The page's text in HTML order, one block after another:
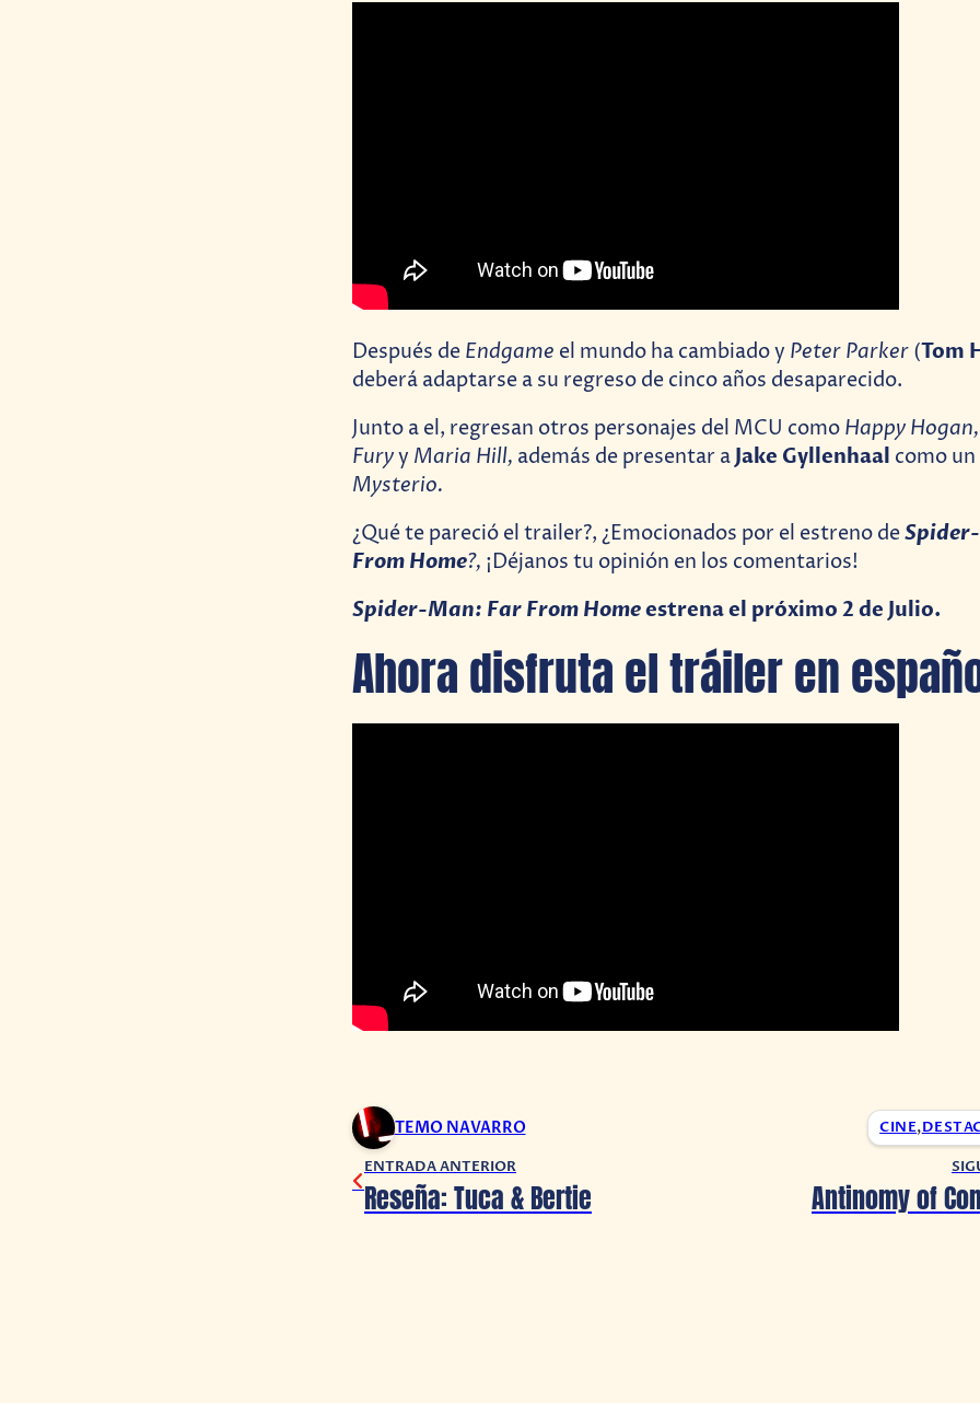
Después de Endgame el mundo ha cambiado y Peter Parker (Tom
deberá adaptarse a su regreso de cinco años desaparecido.
Junto a el, regresan otros personajes del MCU como Happy
Furyy Maria Hill, además de presentar a Jake Gyllenhaal como
Mysterio.
¿Qué te pareció el trailer?, ¿Emocionados por el estreno de
From Home?, ¡Déjanos tu opinión en los comentarios!
Spider-Man: Far From Homeestrena el próximo 2 de Julio.
Ahora disfruta el tráiler en
TEMO NAVARRO CINE,
ENTRADA ANTERIOR
Reseña: Tuca & Bertie